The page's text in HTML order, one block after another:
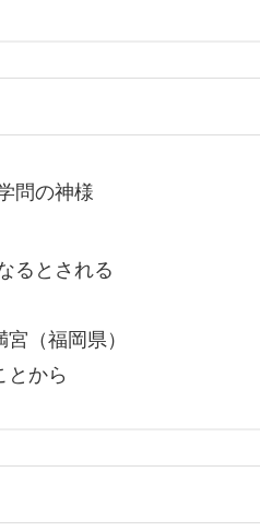
問の神様
るとされる
（福岡県）
とから